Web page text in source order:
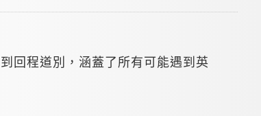
回程道別，涵蓋了所有可能遇到英